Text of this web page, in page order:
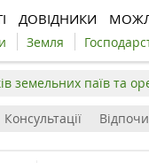
ДОВІДНИКИ
Земля
земельних паїв та
Консультації